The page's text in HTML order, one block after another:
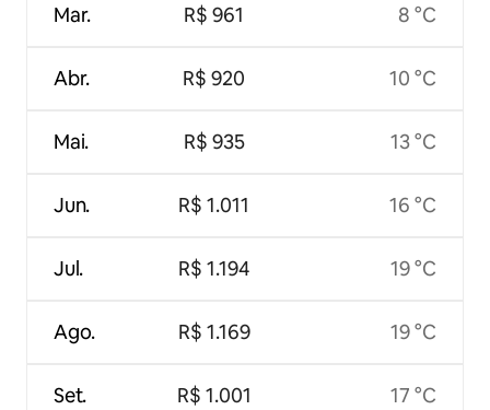
Mar.
Abr.
Mai.
Jun.
Jul.
Ago.
Set.
R$ 961
R$ 920
R$ 935
R$ 1.011
R$ 1.194
R$ 1.169
R$ 1.001
8 °C
10 °C
13 °C
16 °C
19 °C
19 °C
17 °C